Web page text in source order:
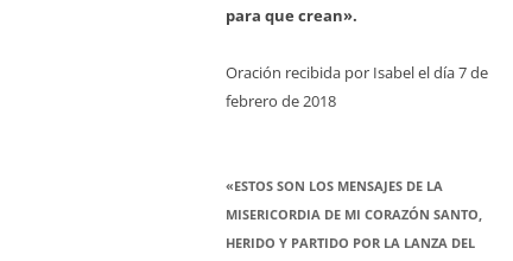
para que crean».
Oración recibida por Isabel el día 7 de
febrero de 2018
«ESTOS SON LOS MENSAJES DE LA
MISERICORDIA DE MI CORAZÓN SANTO,
HERIDO Y PARTIDO POR LA LANZA DEL